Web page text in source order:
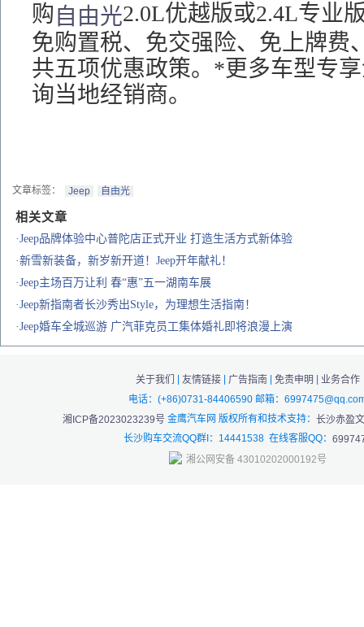
购自由光2.0L优越版或2.4L专业
免购置税、免交强险、免上牌费
共五项优惠政策。 *更多车型专
询当地经销商。
文章标签： Jeep 自由光
相关文章
·Jeep品牌体验中心普陀店正式开业 打造生活方式新体验
·新雪新装备，新岁新开道！Jeep开年献礼！
·Jeep主场百万让利 春“惠”五一湖南车展
·Jeep新指南者长沙秀出Style，为理想生活指南！
·Jeep婚车全城巡游 广汽菲克员工集体婚礼即将浪漫上演
关于我们 | 友情链接 | 广告指南 | 免责申明 | 业务合作
电话：(+86)0731-84406590 邮箱：
湘ICP备2023023239号 金鹰汽车网 版权所有和技术支持： 长沙赤盈
长沙购车交流QQ群I：14441538 在线客服QQ：
湘公网安备 43010202000192号